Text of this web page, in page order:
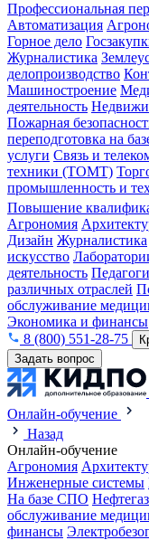
Профессиональная
Автоматизация
Горное дело
Журналистика
делопроизводство
Машиностроение
деятельность
Пожарная
переподготовка на
услуги Связь и
техники (ТОМТ)
промышленность и
Повышение
Агрономия
Дизайн Журналистика
искусство
деятельность
различных отраслей
обслуживание
Экономика и финансы
8 (800) 551-28-75
Задать вопрос
Онлайн-обучение
Назад
Онлайн-обучение
Агрономия
Инженерные системы
На базе СПО
обслуживание
финансы